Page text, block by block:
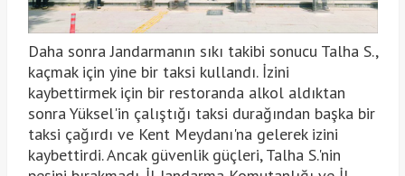
Daha sonra Jandarmanın sıkı takibi sonucu Talha S.,
kaçmak için yine bir taksi kullandı. İzini
kaybettirmek için bir restoranda alkol aldıktan
sonra Yüksel'in çalıştığı taksi durağından başka bir
taksi çağırdı ve Kent Meydanı'na gelerek izini
kaybettirdi. Ancak güvenlik güçleri, Talha S.'nin